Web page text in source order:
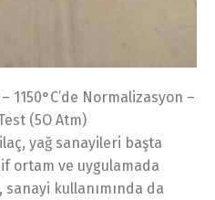
1150°C’de Normalizasyon –
(5O Atm)
yağ sanayileri başta
ortam ve uygulamada
sanayi kullanımında da